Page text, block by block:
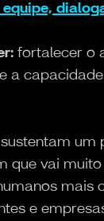
fortalecer o
a
um
que vai
mais
e